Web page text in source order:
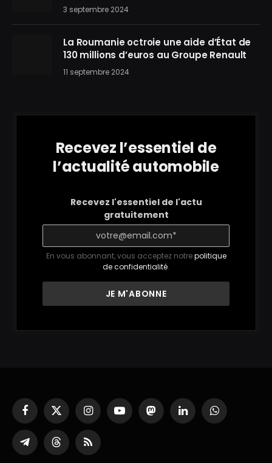
3 septembre 2024
La Roumanie octroie une aide d’État de
130 millions d’euros au Groupe Renault
11 septembre 2024
Recevez l’essentiel de
l’actualité automobile
Recevez l'essentiel de l'actu
gratuitement
En vous abonnant, vous acceptez notrepolitique
de confidentialité.
Facebook
X
(Twitter)
InstagramYouTubeMastodonLinkedInWhatsApp
Partager
sur
ThreadsRSS